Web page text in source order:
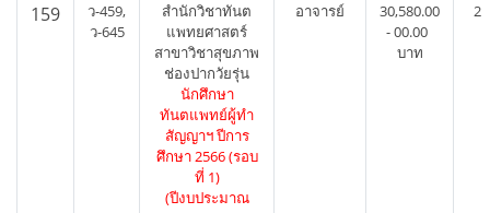
159
ว-459,
ว-645
สำนักวิชาทันต
แพทยศาสตร์
สาขาวิชาสุขภาพ
ช่องปากวัยรุ่น
นักศึกษา
ทันตแพทย์ผู้ทำ
สัญญาฯ ปีการ
ศึกษา 2566 (รอบ
ที่ 1)
(ปีงบประมาณ
อาจารย์
30,580.00
- 00.00
บาท
2